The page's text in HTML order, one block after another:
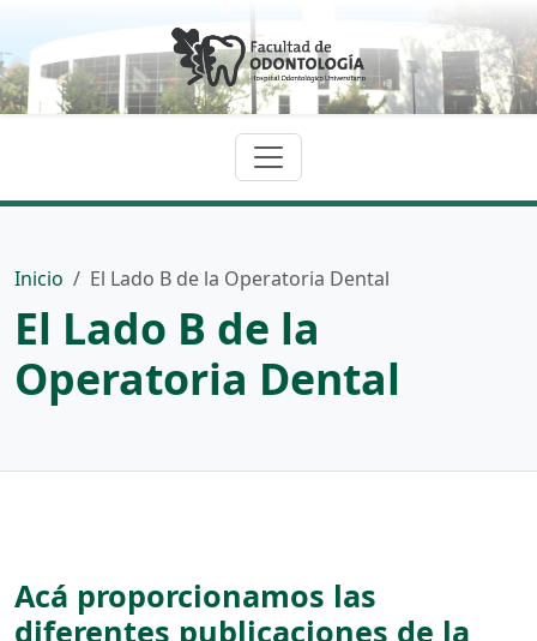
Inicio El Lado B de la Operatoria Dental
El Lado B de la
Operatoria Dental
Acá proporcionamos las
diferentes publicaciones de la